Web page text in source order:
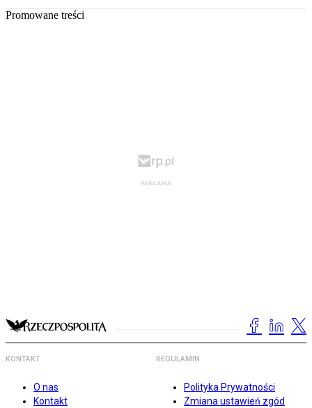
Promowane treści
KONTAKT
O nas
Kontakt
REGULAMIN
Polityka Prywatności
Zmiana ustawień zgód